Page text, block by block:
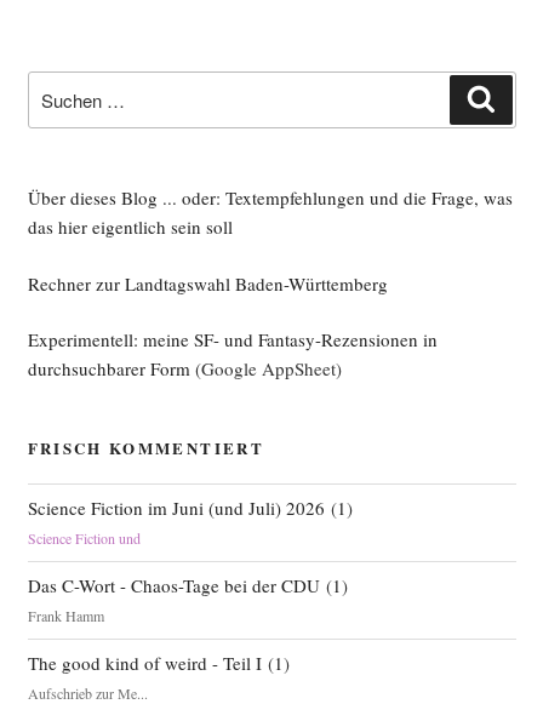
nach:
Über dieses Blog ... oder: Textempfehlungen und die Frage, was
das hier eigentlich sein soll
Rechner zur Landtagswahl Baden-Württemberg
Experimentell: meine SF- und Fantasy-Rezensionen in
durchsuchbarer Form(Google AppSheet)
FRISCH KOMMENTIERT
Science Fiction im Juni (und Juli) 2026 (1)
Science Fiction und
Das C-Wort - Chaos-Tage bei der CDU(1)
Frank Hamm
The good kind of weird - Teil I(1)
Aufschrieb zur Me...